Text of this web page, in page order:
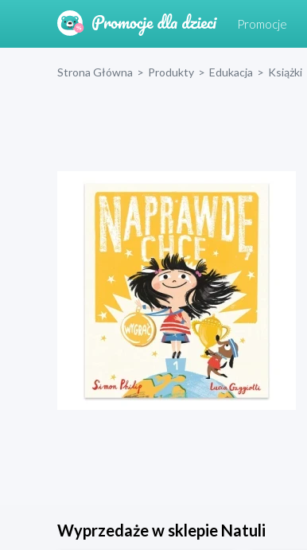
Promocje
Strona Główna > Produkty > Edukacja > Książki
Wyprzedaże w sklepie Natuli